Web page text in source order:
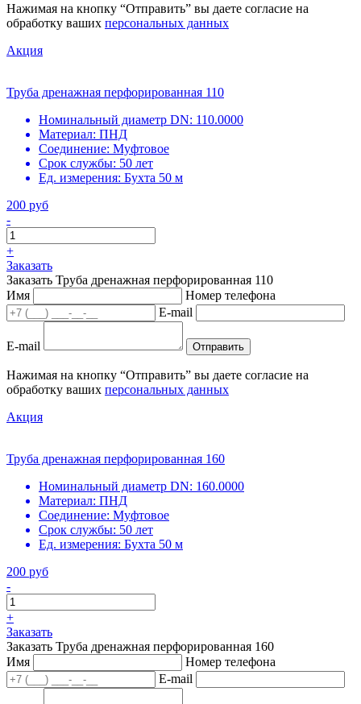
Нажимая на кнопку “Отправить” вы даете согласие на
обработку ваших персональных данных
Акция
Труба дренажная перфорированная 110
Номинальный диаметр DN: 110.0000
Материал: ПНД
Соединение: Муфтовое
Срок службы: 50 лет
Ед. измерения: Бухта 50 м
200 руб
-
+
Заказать
Заказать Труба дренажная перфорированная 110
Имя
Номер телефона
E-mail
E-mail Отправить
Нажимая на кнопку “Отправить” вы даете согласие на
обработку ваших персональных данных
Акция
Труба дренажная перфорированная 160
Номинальный диаметр DN: 160.0000
Материал: ПНД
Соединение: Муфтовое
Срок службы: 50 лет
Ед. измерения: Бухта 50 м
200 руб
-
+
Заказать
Заказать Труба дренажная перфорированная 160
Имя
Номер телефона
E-mail